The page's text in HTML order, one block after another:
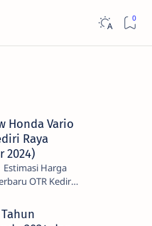
Honda Vario
Raya
2024)
Estimasi Harga
OTR Kediri
2024) Brosis
Motor (AH…